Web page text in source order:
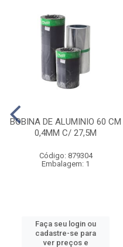
BOBINA DE ALUMINIO 60 CM
0,4MM C/ 27,5M
Código: 879304
Embalagem: 1
Faça seu login ou
cadastre-se para
ver preços e